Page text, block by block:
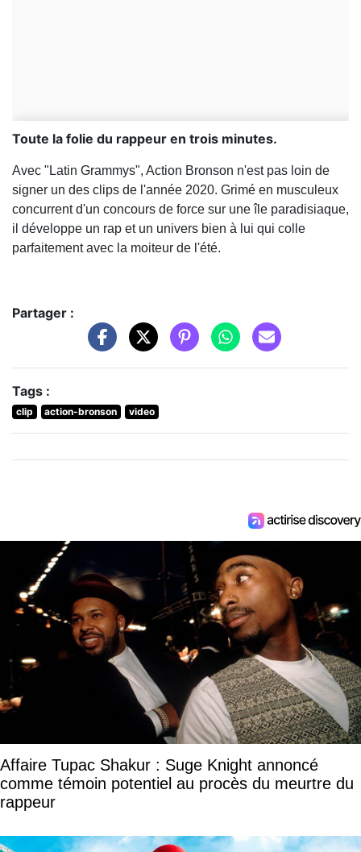
Toute la folie du rappeur en trois minutes.
Avec "Latin Grammys", Action Bronson n'est pas loin de
signer un des clips de l'année 2020. Grimé en musculeux
concurrent d'un concours de force sur une île paradisiaque,
il développe un rap et un univers bien à lui qui colle
parfaitement avec la moiteur de l'été.
Partager :
Tags :
clip action-bronson video
Affaire Tupac Shakur : Suge Knight annoncé
comme témoin potentiel au procès du meurtre du
rappeur